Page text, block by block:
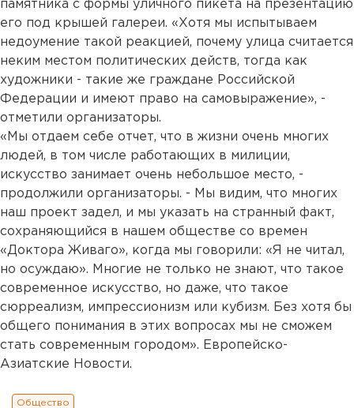
памятника с формы уличного пикета на презентацию
его под крышей галереи. «Хотя мы испытываем
недоумение такой реакцией, почему улица считается
неким местом политических действ, тогда как
художники - такие же граждане Российской
Федерации и имеют право на самовыражение», -
отметили организаторы.
«Мы отдаем себе отчет, что в жизни очень многих
людей, в том числе работающих в милиции,
искусство занимает очень небольшое место, -
продолжили организаторы. - Мы видим, что многих
наш проект задел, и мы указать на странный факт,
сохраняющийся в нашем обществе со времен
«Доктора Живаго», когда мы говорили: «Я не читал,
но осуждаю». Многие не только не знают, что такое
современное искусство, но даже, что такое
сюрреализм, импрессионизм или кубизм. Без хотя бы
общего понимания в этих вопросах мы не сможем
стать современным городом». Европейско-
Азиатские Новости.
Общество